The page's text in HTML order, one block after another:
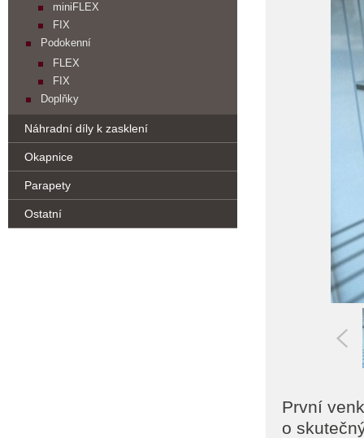
miniFLEX
FIX
Podokenní
FLEX
FIX
Doplňky
Náhradní díly k zasklení
Okapnice
Parapety
Ostatní
První
o